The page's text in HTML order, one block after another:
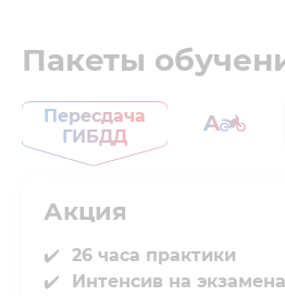
Пакеты
Пересдача
ГИБДД
A
Акция
26 часа практики
Интенсив на